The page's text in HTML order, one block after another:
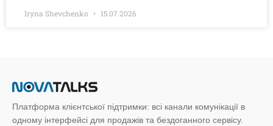
Iryna Shevchenko 15.07.2026
Платформа клієнтської підтримки: всі канали комунікації в
одному інтерфейсі для продажів та бездоганного сервісу.